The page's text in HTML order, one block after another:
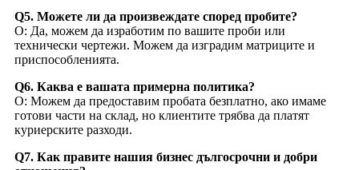
Q5. Можете ли да произвеждате според пробите?
О: Да, можем да изработим по вашите проби или
технически чертежи. Можем да изградим матриците и
приспособленията.
Q6. Каква е вашата примерна политика?
О: Можем да предоставим пробата безплатно, ако имаме
готови части на склад, но клиентите трябва да платят
куриерските разходи.
Q7. Как правите нашия бизнес дългосрочни и добри